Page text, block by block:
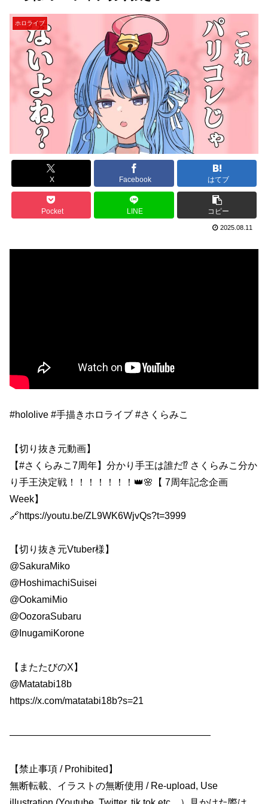
ホロライブ
X Facebook はてブ
Pocket LINE コピー
2025.08.11
#hololive #手描きホロライブ #さくらみこ
【切り抜き元動画】
【#さくらみこ7周年】分かり手王は誰だ⁉ さくらみこ分か
り手王決定戦！！！！！！！👑🌸【 7周年記念企画
Week】
🔗https://youtu.be/ZL9WK6WjvQs?t=3999
【切り抜き元Vtuber様】
@SakuraMiko
@HoshimachiSuisei
@OokamiMio
@OozoraSubaru
@InugamiKorone
【またたびのX】
@Matatabi18b
https://x.com/matatabi18b?s=21
—————————————————————
【禁止事項 / Prohibited】
無断転載、イラストの無断使用 / Re-upload, Use